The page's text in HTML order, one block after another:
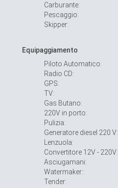
Carburante:
Pescaggio:
Skipper:
Equipaggiamento
Piloto Automatico:
Radio CD:
GPS:
TV:
Gas Butano:
220V in porto:
Pulizia:
Generatore diesel 220 V:
Lenzuola:
Convertitore 12V - 220V:
Asciugamani:
Watermaker::
Tender: